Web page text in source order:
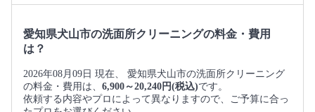
愛知県犬山市の洗面所クリーニングの料金・費用
は？
2026年08月09日 現在、 愛知県犬山市の洗面所クリーニング
の料金・費用は、 6,900～20,240円(税込)です。
依頼する内容やプロによって異なりますので、ご予算に合っ